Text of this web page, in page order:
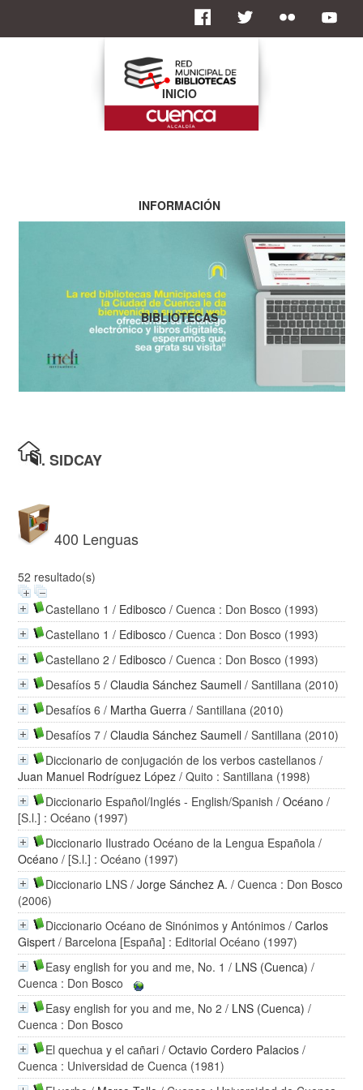
. SIDCAY
400 Lenguas
52 resultado(s)
Castellano 1 / Edibosco / Cuenca : Don Bosco (1993)
Castellano 1 / Edibosco / Cuenca : Don Bosco (1993)
Castellano 2 / Edibosco / Cuenca : Don Bosco (1993)
Desafíos 5 /Claudia Sánchez Saumell / Santillana (2010)
Desafíos 6 / Martha Guerra / Santillana (2010)
Desafíos 7 /Claudia Sánchez Saumell / Santillana (2010)
Diccionario de conjugación de los verbos castellanos /
Juan Manuel Rodríguez López / Quito : Santillana (1998)
Diccionario Español/Inglés - English/Spanish /Océano /
[S.l.] : Océano (1997)
Diccionario Ilustrado Océano de la Lengua Española /
Océano / [S.l.] : Océano (1997)
Diccionario LNS /Jorge Sánchez A. / Cuenca : Don Bosco
(2006)
Diccionario Océano de Sinónimos y Antónimos /Carlos
Gispert / Barcelona [España] : Editorial Océano (1997)
Easy english for you and me, No. 1 / LNS (Cuenca) /
Cuenca : Don Bosco
Easy english for you and me, No 2 / LNS (Cuenca) /
Cuenca : Don Bosco
El quechua y el cañari /Octavio Cordero Palacios /
Cuenca : Universidad de Cuenca (1981)
INICIO
INFORMACIÓN
BIBLIOTECAS